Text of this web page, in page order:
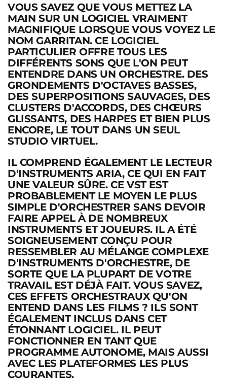
VOUS SAVEZ QUE VOUS METTEZ LA
MAIN SUR UN LOGICIEL VRAIMENT
MAGNIFIQUE LORSQUE VOUS VOYEZ LE
NOM GARRITAN. CE LOGICIEL
PARTICULIER OFFRE TOUS LES
DIFFÉRENTS SONS QUE L'ON PEUT
ENTENDRE DANS UN ORCHESTRE. DES
GRONDEMENTS D'OCTAVES BASSES,
DES SUPERPOSITIONS SAUVAGES, DES
CLUSTERS D'ACCORDS, DES CHŒURS
GLISSANTS, DES HARPES ET BIEN PLUS
ENCORE, LE TOUT DANS UN SEUL
STUDIO VIRTUEL.
IL COMPREND ÉGALEMENT LE LECTEUR
D'INSTRUMENTS ARIA, CE QUI EN FAIT
UNE VALEUR SÛRE. CE VST EST
PROBABLEMENT LE MOYEN LE PLUS
SIMPLE D'ORCHESTRER SANS DEVOIR
FAIRE APPEL À DE NOMBREUX
INSTRUMENTS ET JOUEURS. IL A ÉTÉ
SOIGNEUSEMENT CONÇU POUR
RESSEMBLER AU MÉLANGE COMPLEXE
D'INSTRUMENTS D'ORCHESTRE, DE
SORTE QUE LA PLUPART DE VOTRE
TRAVAIL EST DÉJÀ FAIT. VOUS SAVEZ,
CES EFFETS ORCHESTRAUX QU'ON
ENTEND DANS LES FILMS ? ILS SONT
ÉGALEMENT INCLUS DANS CET
ÉTONNANT LOGICIEL. IL PEUT
FONCTIONNER EN TANT QUE
PROGRAMME AUTONOME, MAIS AUSSI
AVEC LES PLATEFORMES LES PLUS
COURANTES.